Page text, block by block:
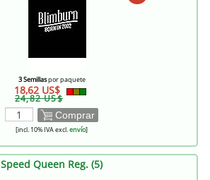
3 Semillaspor paquete
18,62 US$
24,82 US$
Comprar
[incl. 10% IVA excl.envío]
Speed Queen Reg. (5)